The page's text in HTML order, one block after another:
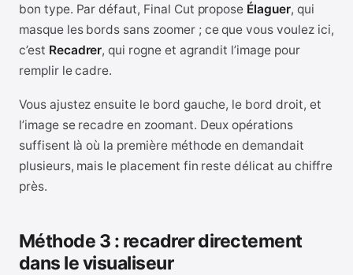
bon type. Par défaut, Final Cut propose Élaguer, qui
masque les bords sans zoomer ; ce que vous voulez ici,
c’est Recadrer, qui rogne et agrandit l’image pour
remplir le cadre.
Vous ajustez ensuite le bord gauche, le bord droit, et
l’image se recadre en zoomant. Deux opérations
suffisent là où la première méthode en demandait
plusieurs, mais le placement fin reste délicat au chiffre
près.
Méthode 3 : recadrer directement
dans le visualiseur